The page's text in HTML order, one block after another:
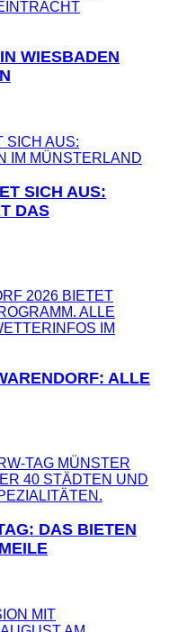
WIESBADEN D
SICH AUS:
DAS
ALLE
DAS BIETEN